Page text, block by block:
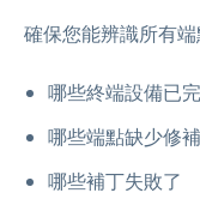
確保您能辨識所有
哪些終端設備已
哪些端點缺少修
哪些補丁失敗了